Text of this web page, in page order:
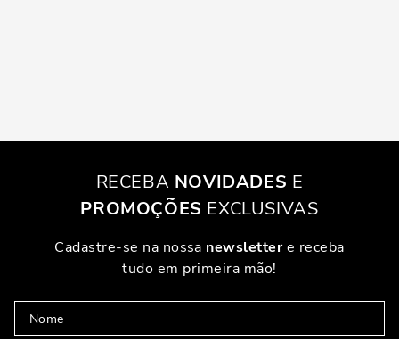
RECEBA NOVIDADES E
PROMOÇÕES EXCLUSIVAS
Cadastre-se na nossa newslettere receba
tudo em primeira mão!